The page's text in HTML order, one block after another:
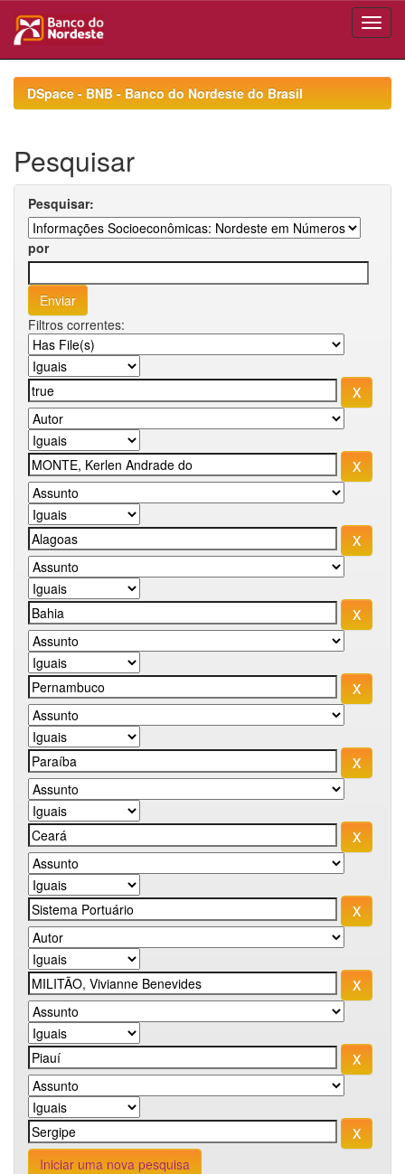
navigationDSpace - BNB - Banco do Nordeste do Brasil
Pesquisar
Pesquisar:
por
Filtros correntes:
Iniciar uma nova pesquisa